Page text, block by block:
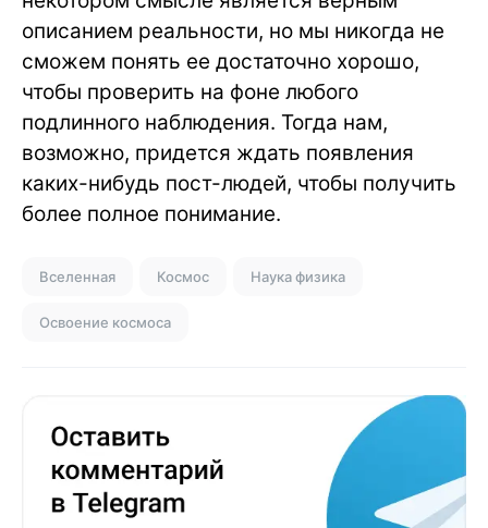
описанием реальности, но мы никогда не
сможем понять ее достаточно хорошо,
чтобы проверить на фоне любого
подлинного наблюдения. Тогда нам,
возможно, придется ждать появления
каких-нибудь пост-людей, чтобы получить
более полное понимание.
Вселенная Космос Наука физика
Освоение космоса